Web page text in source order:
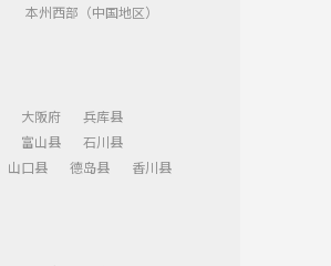
本州西部（中国地区）
大阪府
兵库县
富山县
石川县
山口县 德岛县
香川县